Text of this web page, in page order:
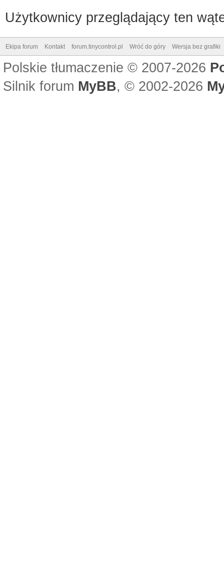
Użytkownicy przeglądający ten
Ekipa forum Kontakt forum.tinycontrol.pl Wróć do góry Wersja bez grafiki
Polskie tłumaczenie © 2007-2026
Silnik forum MyBB, © 2002-2026